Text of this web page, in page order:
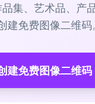
集、艺术品、产
建免费图像二维码。
建免费图像二维码